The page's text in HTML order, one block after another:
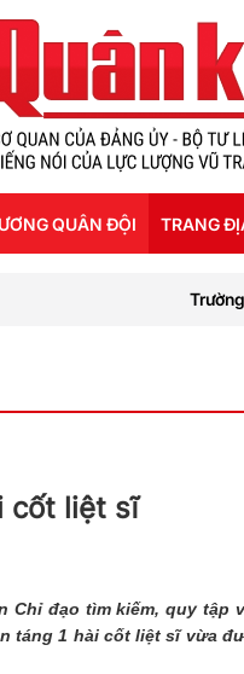
QUÂN ĐỘI TRANG
Trường Quân
cốt liệt sĩ
Chỉ đạo tìm kiếm, quy
táng 1 hài cốt liệt sĩ vừa